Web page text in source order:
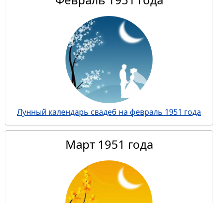
Лунный календарь свадеб на февраль 1951 года
Март 1951 года